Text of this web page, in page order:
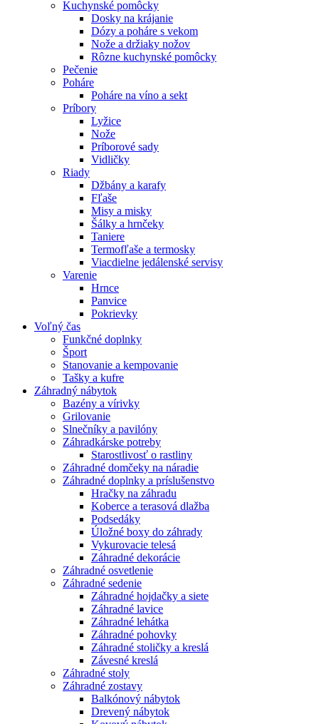
Kuchynské pomôcky
Dosky na krájanie
Dózy a poháre s vekom
Nože a držiaky nožov
Rôzne kuchynské pomôcky
Pečenie
Poháre
Poháre na víno a sekt
Príbory
Lyžice
Nože
Príborové sady
Vidličky
Riady
Džbány a karafy
Fľaše
Misy a misky
Šálky a hrnčeky
Taniere
Termofľaše a termosky
Viacdielne jedálenské servisy
Varenie
Hrnce
Panvice
Pokrievky
Voľný čas
Funkčné doplnky
Šport
Stanovanie a kempovanie
Tašky a kufre
Záhradný nábytok
Bazény a vírivky
Grilovanie
Slnečníky a pavilóny
Záhradkárske potreby
Starostlivosť o rastliny
Záhradné domčeky na náradie
Záhradné doplnky a príslušenstvo
Hračky na záhradu
Koberce a terasová dlažba
Podsedáky
Úložné boxy do záhrady
Vykurovacie telesá
Záhradné dekorácie
Záhradné osvetlenie
Záhradné sedenie
Záhradné hojdačky a siete
Záhradné lavice
Záhradné lehátka
Záhradné pohovky
Záhradné stoličky a kreslá
Závesné kreslá
Záhradné stoly
Záhradné zostavy
Balkónový nábytok
Drevený nábytok